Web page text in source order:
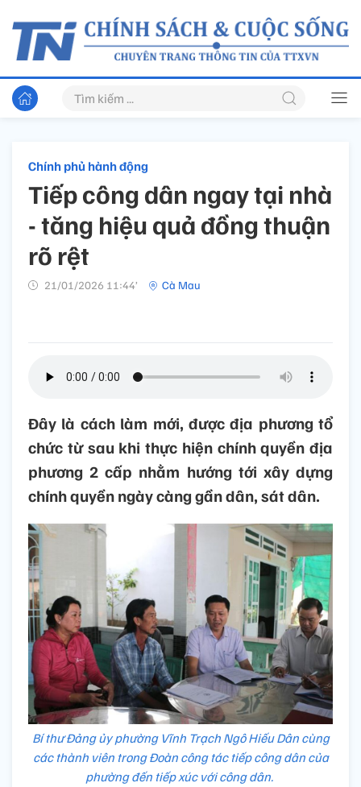
Chính phủ hành động
Tiếp công dân ngay tại nhà
- tăng hiệu quả đồng thuận
rõ rệt
21/01/2026 11:44’ Cà Mau
Đây là cách làm mới, được địa phương tổ
chức từ sau khi thực hiện chính quyền địa
phương 2 cấp nhằm hướng tới xây dựng
chính quyền ngày càng gần dân, sát dân.
Bí thư Đảng ủy phường Vĩnh Trạch Ngô Hiếu Dân cùng
các thành viên trong Đoàn công tác tiếp công dân của
phường đến tiếp xúc với công dân.